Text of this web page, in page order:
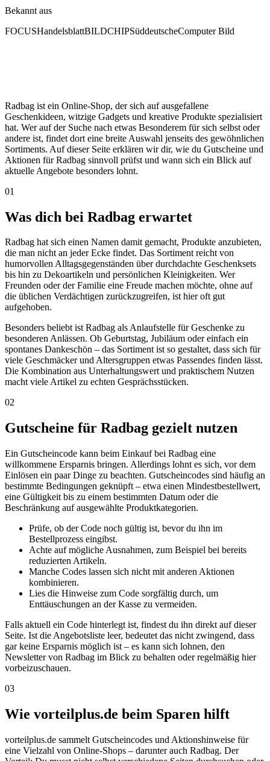
Bekannt aus
FOCUSHandelsblattBILDCHIPSüddeutscheComputer Bild
Radbag ist ein Online-Shop, der sich auf ausgefallene
Geschenkideen, witzige Gadgets und kreative Produkte spezialisiert
hat. Wer auf der Suche nach etwas Besonderem für sich selbst oder
andere ist, findet dort eine breite Auswahl jenseits des gewöhnlichen
Sortiments. Auf dieser Seite erklären wir dir, wie du Gutscheine und
Aktionen für Radbag sinnvoll prüfst und wann sich ein Blick auf
aktuelle Angebote besonders lohnt.
01
Was dich bei Radbag erwartet
Radbag hat sich einen Namen damit gemacht, Produkte anzubieten,
die man nicht an jeder Ecke findet. Das Sortiment reicht von
humorvollen Alltagsgegenständen über durchdachte Geschenksets
bis hin zu Dekoartikeln und persönlichen Kleinigkeiten. Wer
Freunden oder der Familie eine Freude machen möchte, ohne auf
die üblichen Verdächtigen zurückzugreifen, ist hier oft gut
aufgehoben.
Besonders beliebt ist Radbag als Anlaufstelle für Geschenke zu
besonderen Anlässen. Ob Geburtstag, Jubiläum oder einfach ein
spontanes Dankeschön – das Sortiment ist so gestaltet, dass sich für
viele Geschmäcker und Altersgruppen etwas Passendes finden lässt.
Die Kombination aus Unterhaltungswert und praktischem Nutzen
macht viele Artikel zu echten Gesprächsstücken.
02
Gutscheine für Radbag gezielt nutzen
Ein Gutscheincode kann beim Einkauf bei Radbag eine
willkommene Ersparnis bringen. Allerdings lohnt es sich, vor dem
Einlösen ein paar Dinge zu beachten. Gutscheincodes sind häufig an
bestimmte Bedingungen geknüpft – etwa einen Mindestbestellwert,
eine Gültigkeit bis zu einem bestimmten Datum oder die
Beschränkung auf ausgewählte Produktkategorien.
Prüfe, ob der Code noch gültig ist, bevor du ihn im
Bestellprozess eingibst.
Achte auf mögliche Ausnahmen, zum Beispiel bei bereits
reduzierten Artikeln.
Manche Codes lassen sich nicht mit anderen Aktionen
kombinieren.
Lies die Hinweise zum Code sorgfältig durch, um
Enttäuschungen an der Kasse zu vermeiden.
Falls aktuell ein Code hinterlegt ist, findest du ihn direkt auf dieser
Seite. Ist die Angebotsliste leer, bedeutet das nicht zwingend, dass
gar keine Ersparnis möglich ist – es kann sich lohnen, den
Newsletter von Radbag im Blick zu behalten oder regelmäßig hier
vorbeizuschauen.
03
Wie vorteilplus.de beim Sparen hilft
vorteilplus.de sammelt Gutscheincodes und Aktionshinweise für
eine Vielzahl von Online-Shops – darunter auch Radbag. Der